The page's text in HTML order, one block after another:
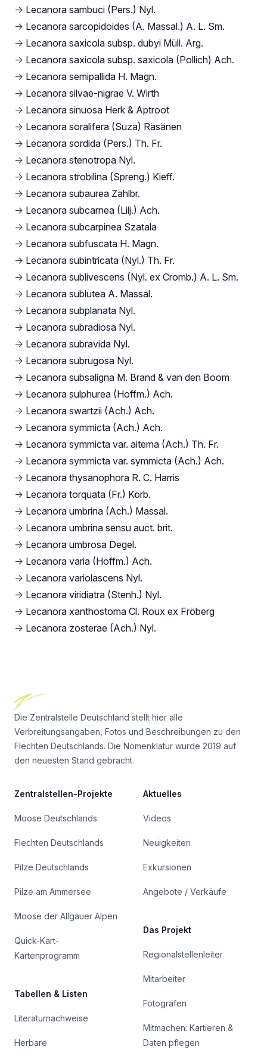
→ Lecanora sambuci (Pers.) Nyl.
→ Lecanora sarcopidoides (A. Massal.) A. L. Sm.
→ Lecanora saxicola subsp. dubyi Müll. Arg.
→ Lecanora saxicola subsp. saxicola (Pollich) Ach.
→ Lecanora semipallida H. Magn.
→ Lecanora silvae-nigrae V. Wirth
→ Lecanora sinuosa Herk & Aptroot
→ Lecanora soralifera (Suza) Räsänen
→ Lecanora sordida (Pers.) Th. Fr.
→ Lecanora stenotropa Nyl.
→ Lecanora strobilina (Spreng.) Kieff.
→ Lecanora subaurea Zahlbr.
→ Lecanora subcarnea (Lilj.) Ach.
→ Lecanora subcarpinea Szatala
→ Lecanora subfuscata H. Magn.
→ Lecanora subintricata (Nyl.) Th. Fr.
→ Lecanora sublivescens (Nyl. ex Cromb.) A. L. Sm.
→ Lecanora sublutea A. Massal.
→ Lecanora subplanata Nyl.
→ Lecanora subradiosa Nyl.
→ Lecanora subravida Nyl.
→ Lecanora subrugosa Nyl.
→ Lecanora subsaligna M. Brand & van den Boom
→ Lecanora sulphurea (Hoffm.) Ach.
→ Lecanora swartzii (Ach.) Ach.
→ Lecanora symmicta (Ach.) Ach.
→ Lecanora symmicta var. aitema (Ach.) Th. Fr.
→ Lecanora symmicta var. symmicta (Ach.) Ach.
→ Lecanora thysanophora R. C. Harris
→ Lecanora torquata (Fr.) Körb.
→ Lecanora umbrina (Ach.) Massal.
→ Lecanora umbrina sensu auct. brit.
→ Lecanora umbrosa Degel.
→ Lecanora varia (Hoffm.) Ach.
→ Lecanora variolascens Nyl.
→ Lecanora viridiatra (Stenh.) Nyl.
→ Lecanora xanthostoma Cl. Roux ex Fröberg
→ Lecanora zosterae (Ach.) Nyl.
Die Zentralstelle Deutschland stellt hier alle
Verbreitungsangaben, Fotos und Beschreibungen zu den
Flechten Deutschlands. Die Nomenklatur wurde 2019 auf
den neuesten Stand gebracht.
Zentralstellen-Projekte
Moose Deutschlands
Flechten Deutschlands
Pilze Deutschlands
Pilze am Ammersee
Moose der Allgäuer Alpen
Quick-Kart-
Kartenprogramm
Tabellen & Listen
Literaturnachweise
Herbare
Aktuelles
Videos
Neuigkeiten
Exkursionen
Angebote / Verkäufe
Das Projekt
Regionalstellenleiter
Mitarbeiter
Fotografen
Mitmachen: Kartieren &
Daten pflegen